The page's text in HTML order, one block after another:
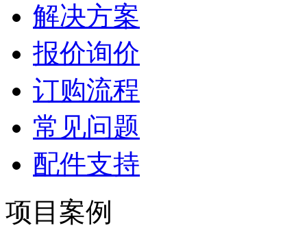
解决方案
报价询价
订购流程
常见问题
配件支持
项目案例